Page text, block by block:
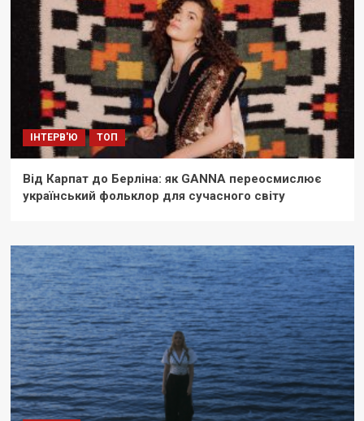
ІНТЕРВ'Ю ТОП
Від Карпат до Берліна: як GANNA переосмислює
український фольклор для сучасного світу